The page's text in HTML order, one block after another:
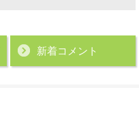
新着コメント